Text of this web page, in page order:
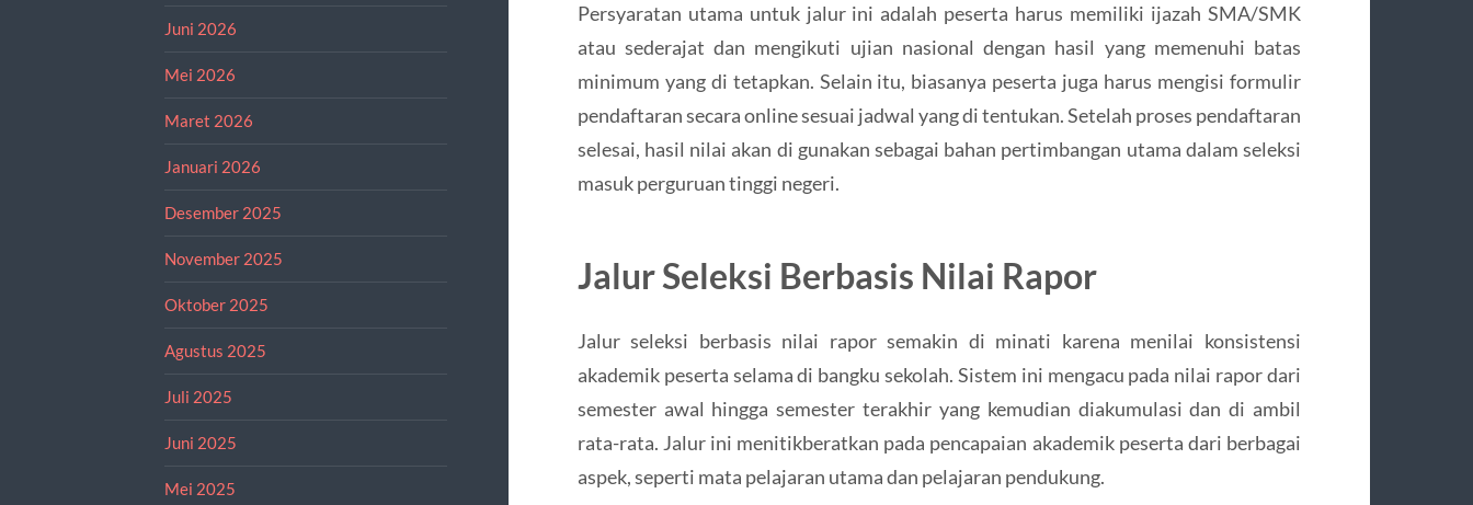
Juni 2026
Mei 2026
Maret 2026
Januari 2026
Desember 2025
November 2025
Oktober 2025
Agustus 2025
Juli 2025
Juni 2025
Mei 2025
Persyaratan utama untuk jalur ini adalah peserta harus memiliki ijazah SMA/SMK
atau sederajat dan mengikuti ujian nasional dengan hasil yang memenuhi batas
minimum yang di tetapkan. Selain itu, biasanya peserta juga harus mengisi formulir
pendaftaran secara online sesuai jadwal yang di tentukan. Setelah proses pendaftaran
selesai, hasil nilai akan di gunakan sebagai bahan pertimbangan utama dalam seleksi
masuk perguruan tinggi negeri.
Jalur Seleksi Berbasis Nilai Rapor
Jalur seleksi berbasis nilai rapor semakin di minati karena menilai konsistensi
akademik peserta selama di bangku sekolah. Sistem ini mengacu pada nilai rapor dari
semester awal hingga semester terakhir yang kemudian diakumulasi dan di ambil
rata-rata. Jalur ini menitikberatkan pada pencapaian akademik peserta dari berbagai
aspek, seperti mata pelajaran utama dan pelajaran pendukung.